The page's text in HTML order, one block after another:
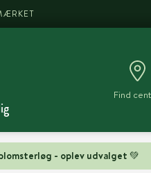
- oplev udvalget 💚
Find